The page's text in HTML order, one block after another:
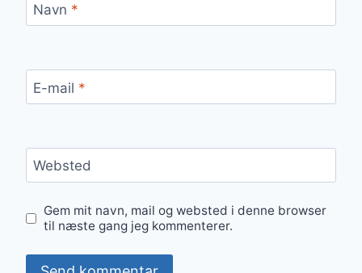
Navn *
E-mail *
Websted
Gem mit navn, mail og websted i denne browser
til næste gang jeg kommenterer.